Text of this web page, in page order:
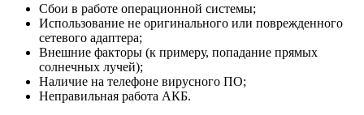
Сбои в работе операционной системы;
Использование не оригинального или поврежденного
сетевого адаптера;
Внешние факторы (к примеру, попадание прямых
солнечных лучей);
Наличие на телефоне вирусного ПО;
Неправильная работа АКБ.